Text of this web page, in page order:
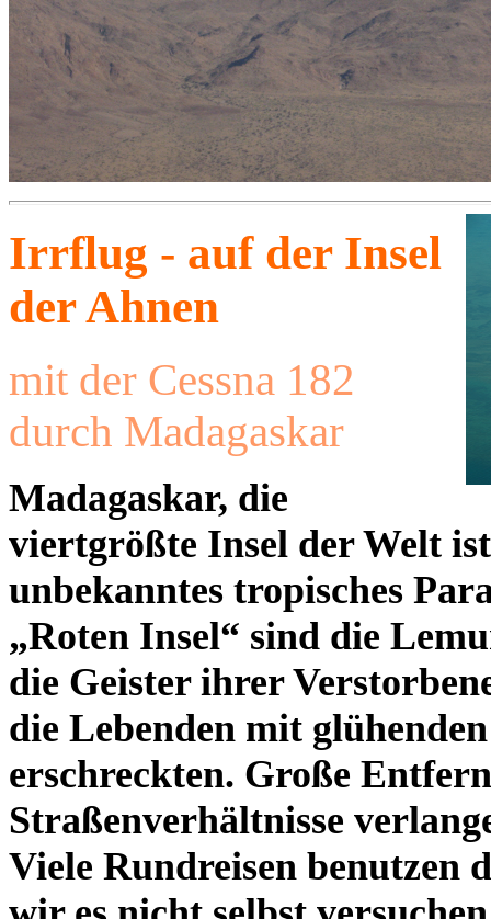
Irrflug - auf der Insel
der Ahnen
mit der Cessna 182
durch Madagaskar
Madagaskar, die
viertgrößte Insel der Welt
unbekanntes tropisches
„Roten Insel“ sind die
die Geister ihrer
die Lebenden mit
erschreckten. Große
Straßenverhältnisse
Viele Rundreisen benutzen